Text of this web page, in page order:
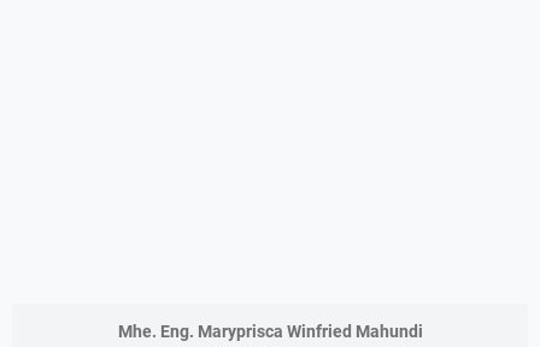
Mhe. Eng. Maryprisca Winfried Mahundi